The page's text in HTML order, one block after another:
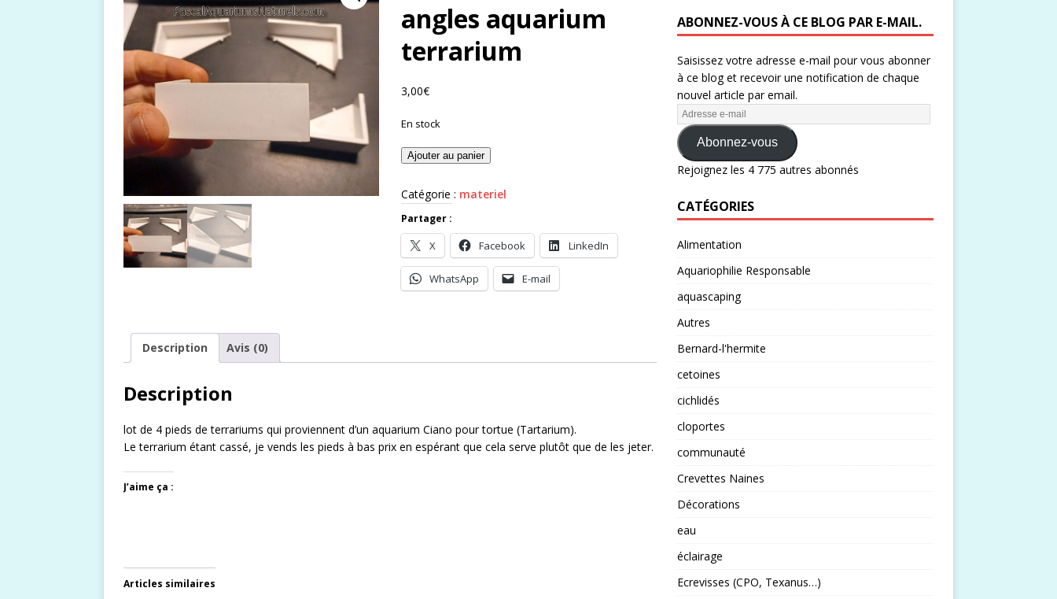
angles aquarium
terrarium
3,00€
En stock
Ajouter au panier
Catégorie : materiel
Partager :
X Facebook LinkedIn
WhatsApp E-mail
Description Avis (0)
Description
lot de 4 pieds de terrariums qui proviennent d’un aquarium Ciano pour tortue (Tartarium).
Le terrarium étant cassé, je vends les pieds à bas prix en espérant que cela serve plutôt que de les jeter.
J’aime ça :
Articles similaires
ABONNEZ-VOUS À CE BLOG PAR E-MAIL.
Saisissez votre adresse e-mail pour vous abonner
à ce blog et recevoir une notification de chaque
nouvel article par email.
Abonnez-vous
Rejoignez les 4 775 autres abonnés
CATÉGORIES
Alimentation
Aquariophilie Responsable
aquascaping
Autres
Bernard-l'hermite
cetoines
cichlidés
cloportes
communauté
Crevettes Naines
Décorations
eau
éclairage
Ecrevisses (CPO, Texanus…)